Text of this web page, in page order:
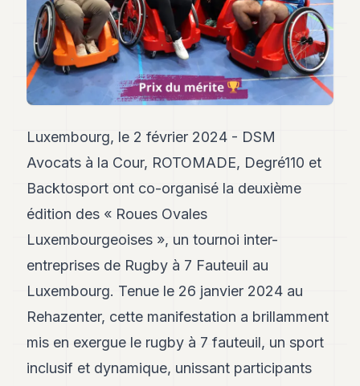
Andy
27
Andy
26
Andy
24
23
22
Andy
21
Andy
Andy
Andy
15
Andy
Andy
Luxembourg, le 2 février 2024 - DSM
Avocats à la Cour, ROTOMADE, Degré110 et
Backtosport ont co-organisé la deuxième
édition des « Roues Ovales
Luxembourgeoises », un tournoi inter-
entreprises de Rugby à 7 Fauteuil au
Luxembourg. Tenue le 26 janvier 2024 au
Rehazenter, cette manifestation a brillamment
mis en exergue le rugby à 7 fauteuil, un sport
inclusif et dynamique, unissant participants